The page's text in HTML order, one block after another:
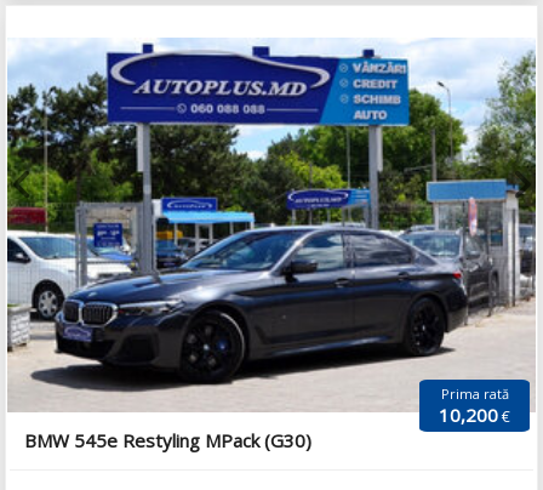
Prima rată
10,200€
BMW 545e Restyling MPack (G30)